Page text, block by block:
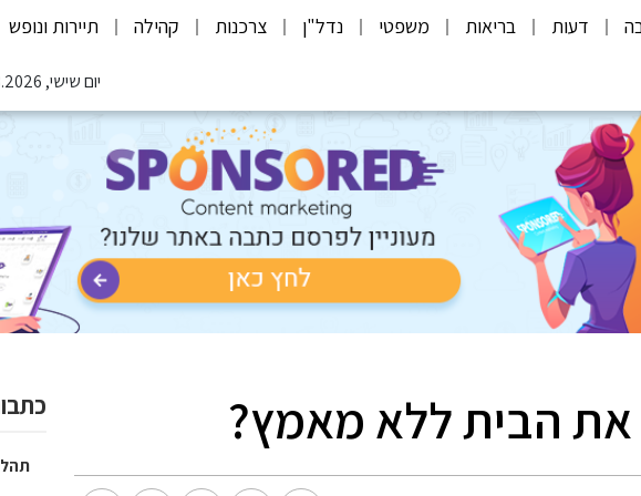
דעות בריאות משפטי נדל"ן צרכנות קהילה תיירות ונופש
יום שישי, 07.08.2026
הבית ללא מאמץ?